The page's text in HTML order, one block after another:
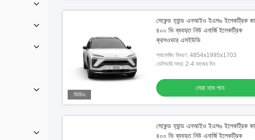
ভিডিও
সেকেন্ড হ্যান্ড এনআইও ইএস৬ ইলেকট্রিক
৪০০ ভি ব্যবহৃত নিউ এনার্জি ইলেকট্রিক
ক্রসওভার এসইউভি
প্যাকেজিং বিবরণ: 4854x1995x1703
ডেলিভারি সময়: 2-4 কাজের দিন
সেরা দাম পান
সেকেন্ড হ্যান্ড এনআইও ইএস৬ ইলেকট্রিক
৪০০ ভি ব্যবহৃত নিউ এনার্জি ইলেকট্রিক